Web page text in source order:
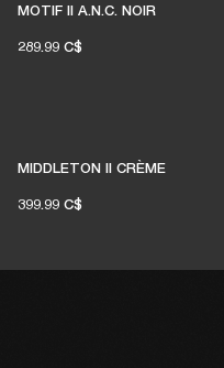
MOTIF II A.N.C. NOIR
289.99 C$
MIDDLETON II CRÈME
399.99 C$